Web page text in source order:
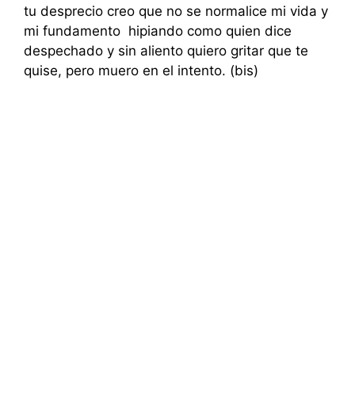
tu desprecio creo que no se normalice mi vida y
mi fundamento hipiando como quien dice
despechado y sin aliento quiero gritar que te
quise, pero muero en el intento. (bis)